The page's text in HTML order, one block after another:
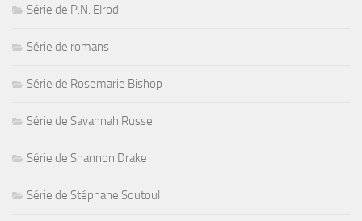
Série de P.N. Elrod
Série de romans
Série de Rosemarie Bishop
Série de Savannah Russe
Série de Shannon Drake
Série de Stéphane Soutoul